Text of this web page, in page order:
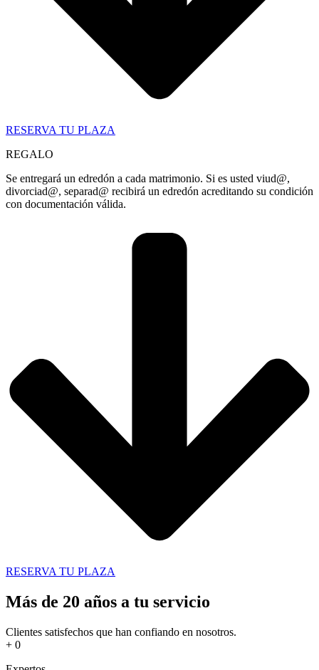
RESERVA TU PLAZA
REGALO
Se entregará un edredón a cada matrimonio. Si es usted viud@,
divorciad@, separad@ recibirá un edredón acreditando su condición
con documentación válida.
RESERVA TU PLAZA
Más de 20 años a tu servicio
Clientes satisfechos que han confiando en nosotros.
+ 0